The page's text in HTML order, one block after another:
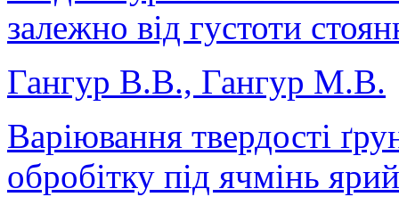
залежно від густоти
Гангур В.В., Гангур М.В.
Варіювання твердості
обробітку під ячмінь ярий